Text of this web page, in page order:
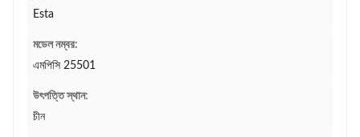
Esta
মডেল নম্বর:
এমপিসি 25501
উৎপত্তি স্থান:
চীন